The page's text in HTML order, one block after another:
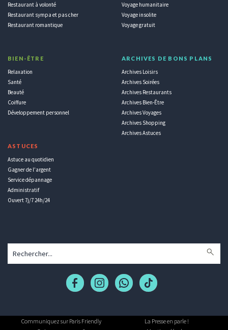
Restaurant à volonté
Restaurant sympa et pas cher
Restaurant romantique
BIEN-ÊTRE
Relaxation
Santé
Beauté
Coiffure
Développement personnel
ASTUCES
Astuce au quotidien
Gagner de l'argent
Service dépannage
Administratif
Ouvert 7j/7 24h/24
Voyage humanitaire
Voyage insolite
Voyage gratuit
ARCHIVES DE BONS PLANS
Archives Loisirs
Archives Soirées
Archives Restaurants
Archives Bien-Être
Archives Voyages
Archives Shopping
Archives Astuces
Communiquez sur Paris Friendly
La Presse en parle !